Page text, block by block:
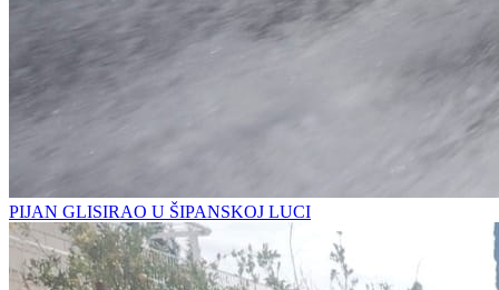
PIJAN GLISIRAO U ŠIPANSKOJ LUCI